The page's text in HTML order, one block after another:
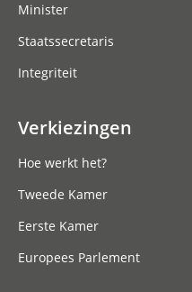
Minister
Staatssecretaris
Integriteit
Verkiezingen
Hoe werkt het?
Tweede Kamer
Eerste Kamer
Europees Parlement